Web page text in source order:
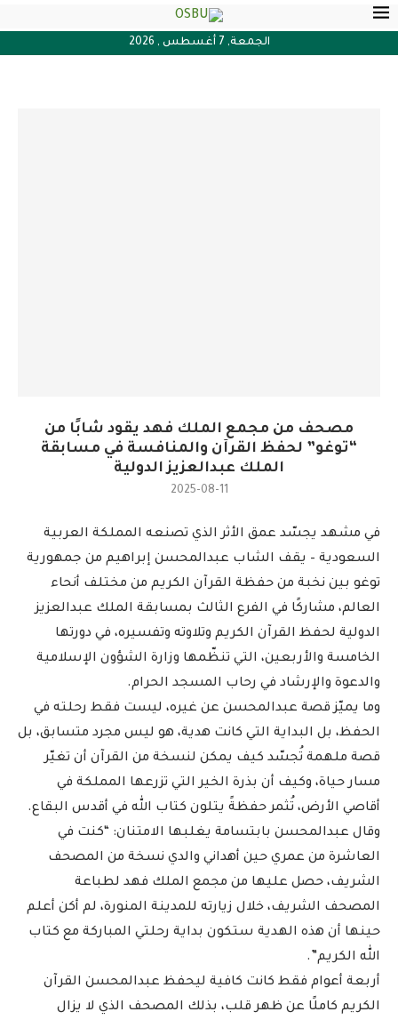
الجمعة, 7 أغسطس , 2026
مصحف من مجمع الملك فهد يقود شابًا من
“توغو” لحفظ القرآن والمنافسة في مسابقة
الملك عبدالعزيز الدولية
2025-08-11
في مشهد يجسّد عمق الأثر الذي تصنعه المملكة العربية
السعودية – يقف الشاب عبدالمحسن إبراهيم من جمهورية
توغو بين نخبة من حفظة القرآن الكريم من مختلف أنحاء
العالم، مشاركًا في الفرع الثالث بمسابقة الملك عبدالعزيز
الدولية لحفظ القرآن الكريم وتلاوته وتفسيره، في دورتها
الخامسة والأربعين، التي تنظّمها وزارة الشؤون الإسلامية
والدعوة والإرشاد في رحاب المسجد الحرام.
وما يميّز قصة عبدالمحسن عن غيره، ليست فقط رحلته في
الحفظ، بل البداية التي كانت هدية، هو ليس مجرد متسابق، بل
قصة ملهمة تُجسّد كيف يمكن لنسخة من القرآن أن تغيّر
مسار حياة، وكيف أن بذرة الخير التي تزرعها المملكة في
أقاصي الأرض، تُثمر حفظةً يتلون كتاب الله في أقدس البقاع.
وقال عبدالمحسن بابتسامة يغلبها الامتنان: “كنت في
العاشرة من عمري حين أهداني والدي نسخة من المصحف
الشريف، حصل عليها من مجمع الملك فهد لطباعة
المصحف الشريف، خلال زيارته للمدينة المنورة، لم أكن أعلم
حينها أن هذه الهدية ستكون بداية رحلتي المباركة مع كتاب
الله الكريم”.
أربعة أعوام فقط كانت كافية ليحفظ عبدالمحسن القرآن
الكريم كاملًا عن ظهر قلب، بذلك المصحف الذي لا يزال